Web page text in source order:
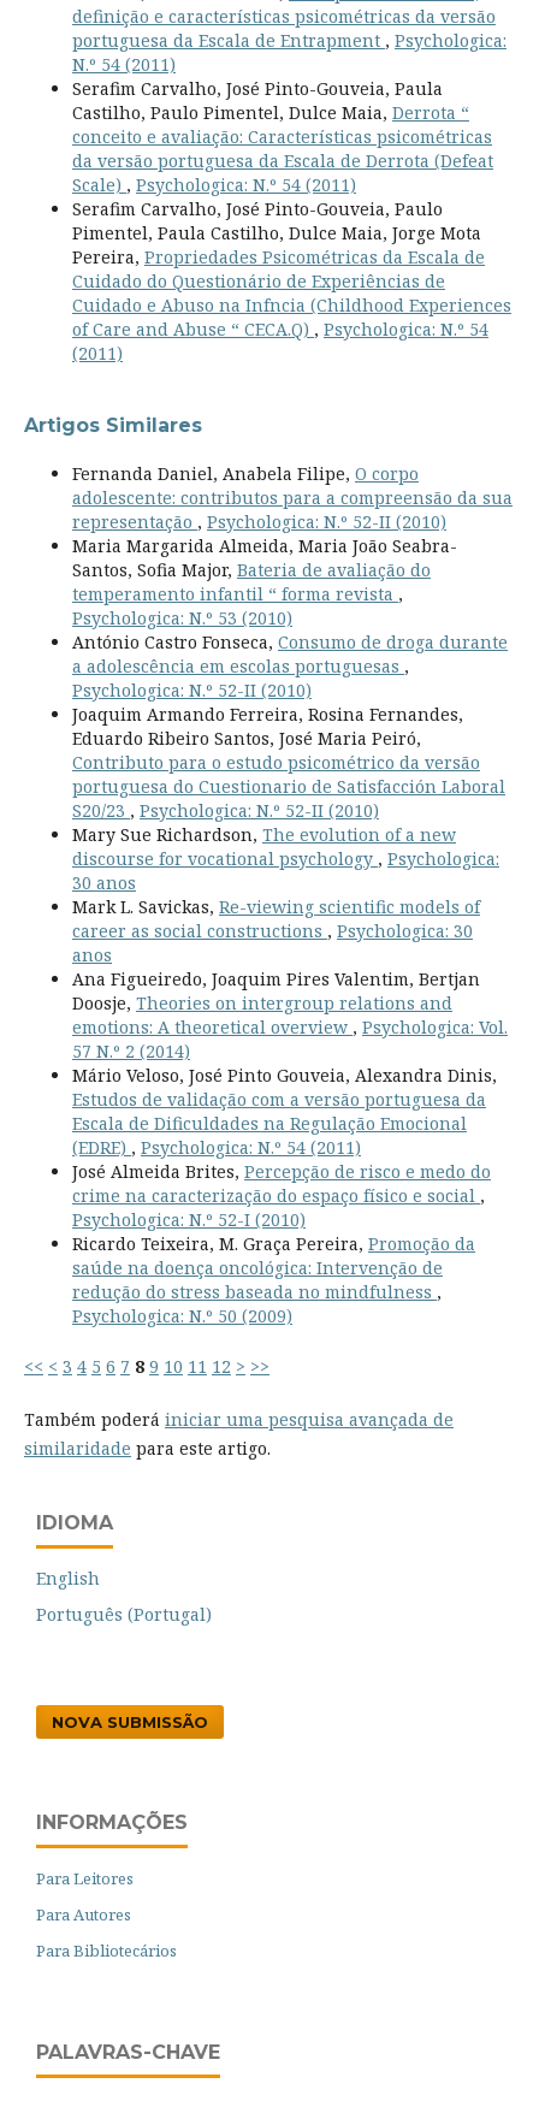
definição e características psicométricas da versão
portuguesa da Escala de Entrapment , Psychologica:
N.º 54 (2011)
Serafim Carvalho, José Pinto-Gouveia, Paula
Castilho, Paulo Pimentel, Dulce Maia, Derrota “
conceito e avaliação: Características psicométricas
da versão portuguesa da Escala de Derrota (Defeat
Scale) , Psychologica: N.º 54 (2011)
Serafim Carvalho, José Pinto-Gouveia, Paulo
Pimentel, Paula Castilho, Dulce Maia, Jorge Mota
Pereira, Propriedades Psicométricas da Escala de
Cuidado do Questionário de Experiências de
Cuidado e Abuso na Infncia (Childhood Experiences
of Care and Abuse “ CECA.Q) , Psychologica: N.º 54
(2011)
Artigos Similares
Fernanda Daniel, Anabela Filipe, O corpo
adolescente: contributos para a compreensão da sua
representação , Psychologica: N.º 52-II (2010)
Maria Margarida Almeida, Maria João Seabra-
Santos, Sofia Major, Bateria de avaliação do
temperamento infantil “ forma revista ,
Psychologica: N.º 53 (2010)
António Castro Fonseca, Consumo de droga durante
a adolescência em escolas portuguesas ,
Psychologica: N.º 52-II (2010)
Joaquim Armando Ferreira, Rosina Fernandes,
Eduardo Ribeiro Santos, José Maria Peiró,
Contributo para o estudo psicométrico da versão
portuguesa do Cuestionario de Satisfacción Laboral
S20/23 , Psychologica: N.º 52-II (2010)
Mary Sue Richardson, The evolution of a new
discourse for vocational psychology , Psychologica:
30 anos
Mark L. Savickas, Re-viewing scientific models of
career as social constructions , Psychologica: 30
anos
Ana Figueiredo, Joaquim Pires Valentim, Bertjan
Doosje, Theories on intergroup relations and
emotions: A theoretical overview , Psychologica: Vol.
57 N.º 2 (2014)
Mário Veloso, José Pinto Gouveia, Alexandra Dinis,
Estudos de validação com a versão portuguesa da
Escala de Dificuldades na Regulação Emocional
(EDRE) , Psychologica: N.º 54 (2011)
José Almeida Brites, Percepção de risco e medo do
crime na caracterização do espaço físico e social ,
Psychologica: N.º 52-I (2010)
Ricardo Teixeira, M. Graça Pereira, Promoção da
saúde na doença oncológica: Intervenção de
redução do stress baseada no mindfulness ,
Psychologica: N.º 50 (2009)
<< < 3 4 5 6 7 8 9 10 11 12 > >>
Também poderá iniciar uma pesquisa avançada de
similaridade para este artigo.
IDIOMA
English
Português (Portugal)
NOVA SUBMISSÃO
INFORMAÇÕES
Para Leitores
Para Autores
Para Bibliotecários
PALAVRAS-CHAVE